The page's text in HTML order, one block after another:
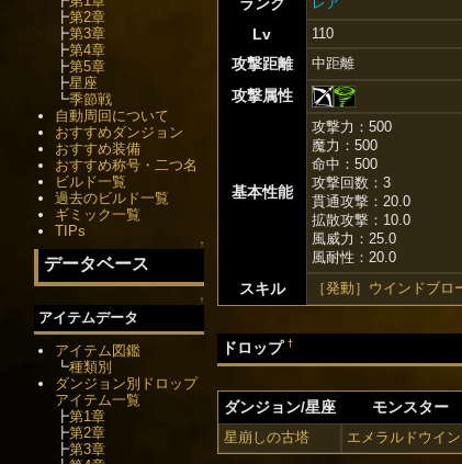
ランク
Lv 110
攻撃距離 中距離
攻撃属性
基本性能
攻撃力：500
魔力：500
命中：500
攻撃回数：3
貫通攻撃：20.0
拡散攻撃：10.0
風威力：25.0
風耐性：20.0
スキル ［発動］ウインドブロ
ドロップ †
ダンジョン/星座 モンスター
星崩しの古塔 エメラルドウイ
┣第2章
┣第3章
┣第4章
┣第5章
┣星座
┗季節戦
自動周回について
おすすめダンジョン
おすすめ装備
おすすめ称号・二つ名
ビルド一覧
過去のビルド一覧
ギミック一覧
TIPs
↑
データベース
↑
アイテムデータ
アイテム図鑑
┗種類別
ダンジョン別ドロップ
アイテム一覧
┣第1章
┣第2章
┣第3章